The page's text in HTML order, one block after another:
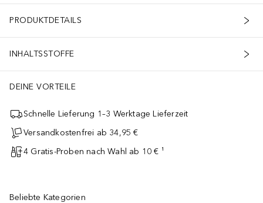
PRODUKTDETAILS
INHALTSSTOFFE
DEINE VORTEILE
Schnelle Lieferung 1–3 Werktage Lieferzeit
Versandkostenfrei ab 34,95 €
4 Gratis-Proben nach Wahl ab 10 € ¹
Beliebte Kategorien